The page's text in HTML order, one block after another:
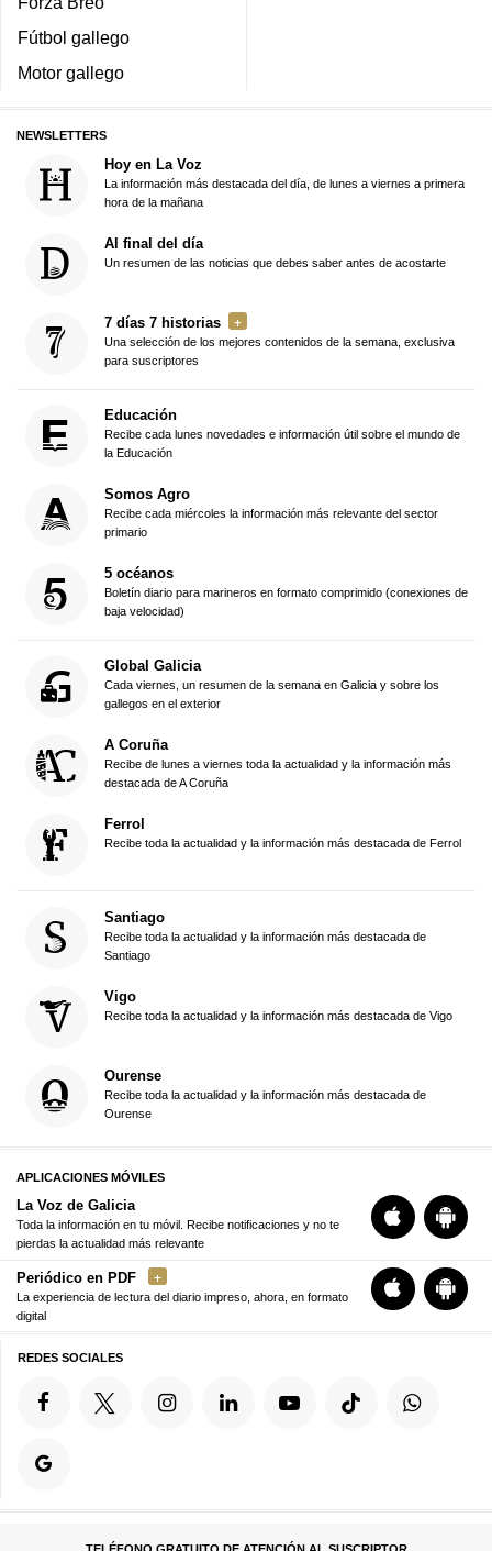
Fútbol gallego
Motor gallego
NEWSLETTERS
Hoy en La Voz
La información más destacada del día, de lunes a viernes a primera
hora de la mañana
Al final del día
Un resumen de las noticias que debes saber antes de acostarte
7 días 7 historias
Una selección de los mejores contenidos de la semana, exclusiva
para suscriptores
Educación
Recibe cada lunes novedades e información útil sobre el mundo de
la Educación
Somos Agro
Recibe cada miércoles la información más relevante del sector
primario
5 océanos
Boletín diario para marineros en formato comprimido (conexiones de
baja velocidad)
Global Galicia
Cada viernes, un resumen de la semana en Galicia y sobre los
gallegos en el exterior
A Coruña
Recibe de lunes a viernes toda la actualidad y la información más
destacada de A Coruña
Ferrol
Recibe toda la actualidad y la información más destacada de Ferrol
Santiago
Recibe toda la actualidad y la información más destacada de
Santiago
Vigo
Recibe toda la actualidad y la información más destacada de Vigo
Ourense
Recibe toda la actualidad y la información más destacada de
Ourense
APLICACIONES MÓVILES
La Voz de Galicia
Toda la información en tu móvil. Recibe notificaciones y no te
pierdas la actualidad más relevante
Periódico en PDF
La experiencia de lectura del diario impreso, ahora, en formato
digital
REDES SOCIALES